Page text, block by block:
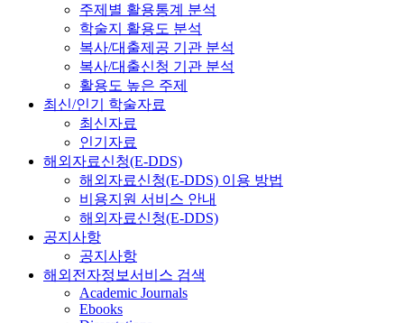
주제별 활용통계 분석
학술지 활용도 분석
복사/대출제공 기관 분석
복사/대출신청 기관 분석
활용도 높은 주제
최신/인기 학술자료
최신자료
인기자료
해외자료신청(E-DDS)
해외자료신청(E-DDS) 이용 방법
비용지원 서비스 안내
해외자료신청(E-DDS)
공지사항
공지사항
해외전자정보서비스 검색
Academic Journals
Ebooks